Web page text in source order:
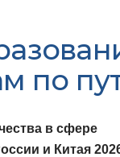
по
в сфере
и Китая